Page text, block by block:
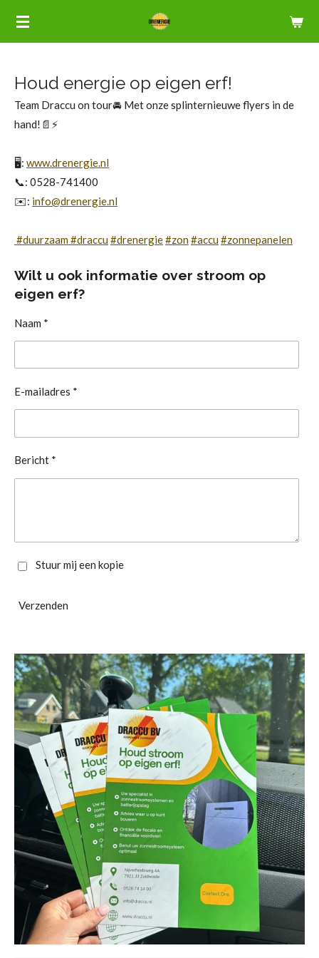
Ga
hoofdinhoud
Houd energie op eigen erf!
Team Draccu on tour🚘 Met onze splinternieuwe flyers in de
hand!📄⚡️
🖥️: www.drenergie.nl
📞: 0528-741400
✉️: info@drenergie.nl
#duurzaam#draccu#drenergie#zon#accu#zonnepanelen
Wilt u ook informatie over stroom op
eigen erf?
Naam *
E-mailadres *
Bericht *
Stuur mij een kopie
Verzenden